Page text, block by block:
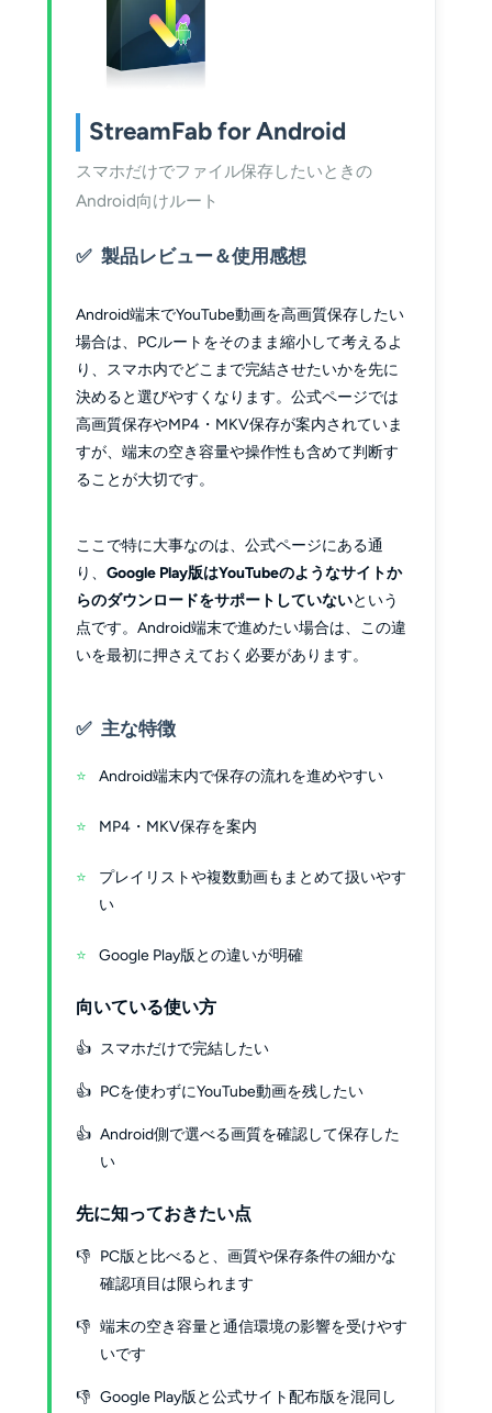
StreamFab for Android
スマホだけでファイル保存したいときの
Android向けルート
製品レビュー＆使用感想
Android端末でYouTube動画を高画質保存したい
場合は、PCルートをそのまま縮小して考えるよ
り、スマホ内でどこまで完結させたいかを先に
決めると選びやすくなります。公式ページでは
高画質保存やMP4・MKV保存が案内されていま
すが、端末の空き容量や操作性も含めて判断す
ることが大切です。
ここで特に大事なのは、公式ページにある通
り、 Google Play版はYouTubeのようなサイトか
らのダウンロードをサポートしていないという
点です。Android端末で進めたい場合は、この違
いを最初に押さえておく必要があります。
主な特徴
Android端末内で保存の流れを進めやすい
MP4・MKV保存を案内
プレイリストや複数動画もまとめて扱いやす
い
Google Play版との違いが明確
向いている使い方
スマホだけで完結したい
PCを使わずにYouTube動画を残したい
Android側で選べる画質を確認して保存した
い
先に知っておきたい点
PC版と比べると、画質や保存条件の細かな
確認項目は限られます
端末の空き容量と通信環境の影響を受けやす
いです
Google Play版と公式サイト配布版を混同し